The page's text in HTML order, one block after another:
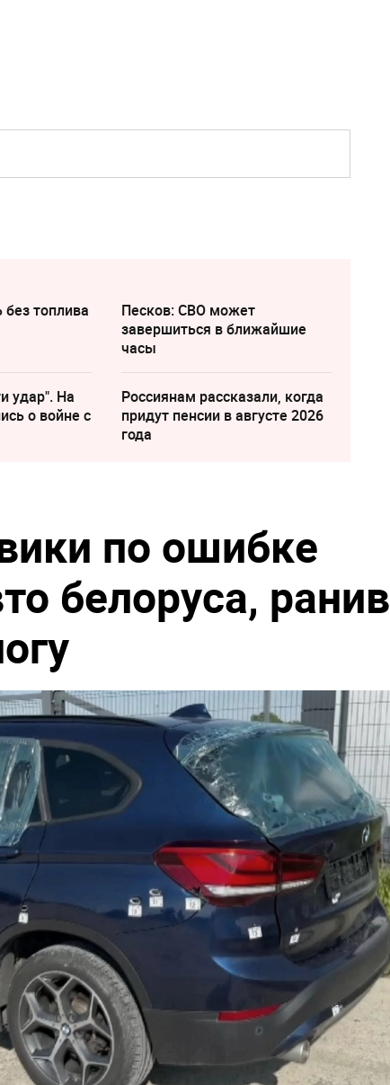
без топлива
Песков: СВО может
завершиться в ближайшие
часы
удар". На
о войне с
Россиянам рассказали, когда
придут пенсии в августе 2026
года
по ошибке
белоруса, ранив